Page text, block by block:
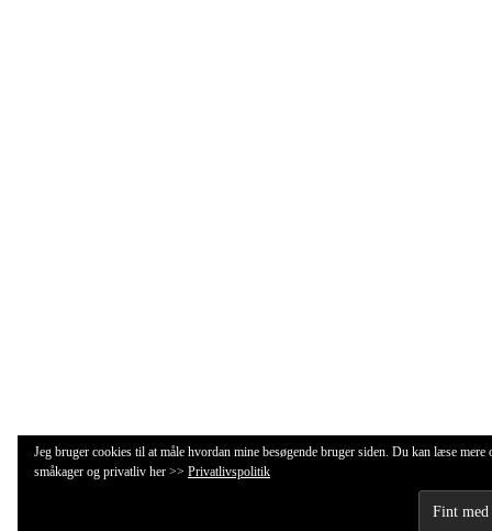
Jeg bruger cookies til at måle hvordan mine besøgende bruger siden. Du kan læse mere
småkager og privatliv her >> Privatlivspolitik